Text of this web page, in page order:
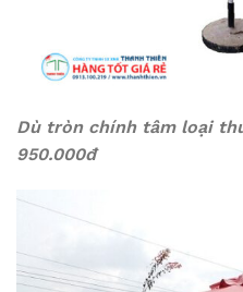
Dù tròn chính tâm loại
950.000đ